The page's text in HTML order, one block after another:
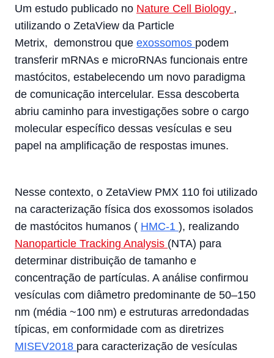
Um estudo publicado no Nature Cell Biology ,
utilizando o ZetaView da Particle
Metrix, demonstrou que exossomos podem
transferir mRNAs e microRNAs funcionais entre
mastócitos, estabelecendo um novo paradigma
de comunicação intercelular. Essa descoberta
abriu caminho para investigações sobre o cargo
molecular específico dessas vesículas e seu
papel na amplificação de respostas imunes.
Nesse contexto, o ZetaView PMX 110 foi utilizado
na caracterização física dos exossomos isolados
de mastócitos humanos ( HMC-1 ), realizando
Nanoparticle Tracking Analysis (NTA) para
determinar distribuição de tamanho e
concentração de partículas. A análise confirmou
vesículas com diâmetro predominante de 50–150
nm (média ~100 nm) e estruturas arredondadas
típicas, em conformidade com as diretrizes
MISEV2018 para caracterização de vesículas